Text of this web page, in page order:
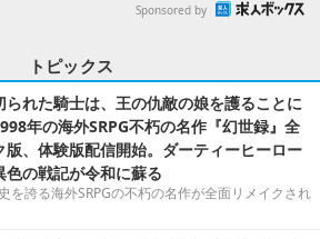
Sponsored by
トピックス
られた騎士は、王の仇敵の娘を護ることに
年の海外SRPG不朽の名作『幻世録』全
版、体験版配信開始。ダーティーヒーロー
色の戦記が令和に蘇る
を誇る海外SRPGの不朽の名作が全面リメイクされ